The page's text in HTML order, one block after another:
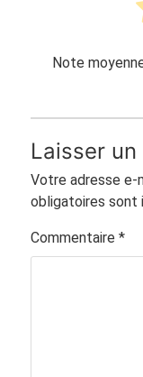
Note
Laisser
Votre adresse e-
obligatoires sont
Commentaire *